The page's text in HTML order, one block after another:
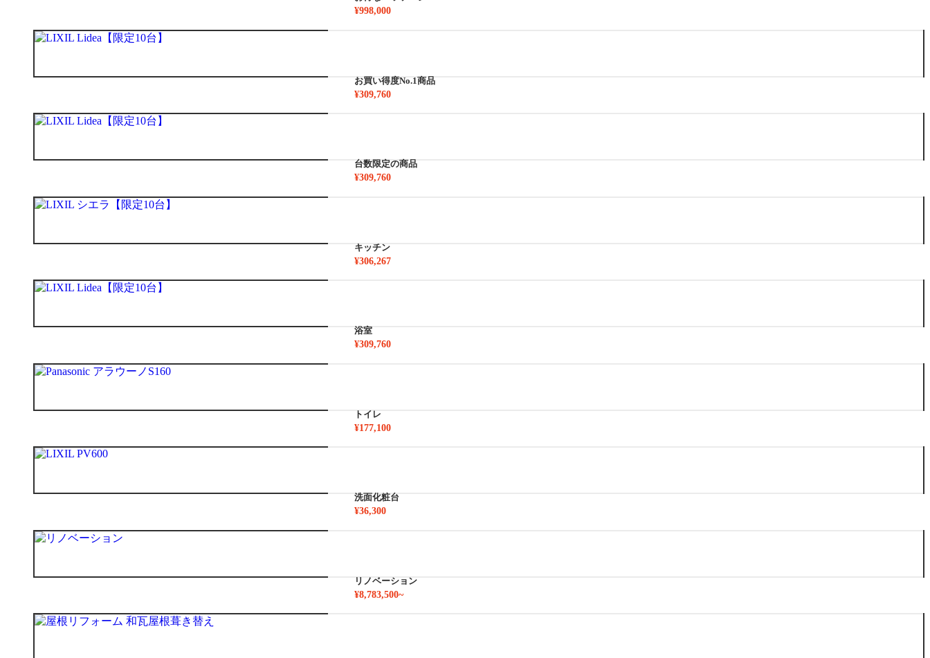
¥998,000
お買い得度No.1商品
¥309,760
台数限定の商品
¥309,760
キッチン
¥306,267
浴室
¥309,760
トイレ
¥177,100
洗面化粧台
¥36,300
リノベーション
¥8,783,500~